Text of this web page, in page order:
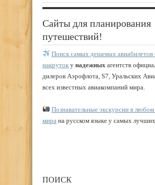
Сайты для планирования
путешествий!
Поиск самых дешевых авиабилетов
накруток у надежных агентств
дилеров Аэрофлота, S7, Уральских
всех известных авиакомпаний мира.
Познавательные экскурсии в любом
мира на русском языке у самых лучших
ПОИСК